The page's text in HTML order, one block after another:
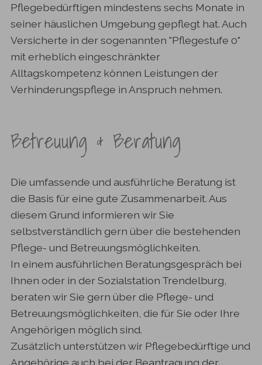
Pflegebedürftigen mindestens sechs Monate in
seiner häuslichen Umgebung gepflegt hat. Auch
Versicherte in der sogenannten "Pflegestufe 0"
mit erheblich eingeschränkter
Alltagskompetenz können Leistungen der
Verhinderungspflege in Anspruch nehmen.
Betreuung & Beratung
Die umfassende und ausführliche Beratung ist
die Basis für eine gute Zusammenarbeit. Aus
diesem Grund informieren wir Sie
selbstverständlich gern über die bestehenden
Pflege- und Betreuungsmöglichkeiten.
In einem ausführlichen Beratungsgespräch bei
Ihnen oder in der Sozialstation Trendelburg,
beraten wir Sie gern über die Pflege- und
Betreuungsmöglichkeiten, die für Sie oder Ihre
Angehörigen möglich sind.
Zusätzlich unterstützen wir Pflegebedürftige und
Angehörige auch bei der Beantragung der